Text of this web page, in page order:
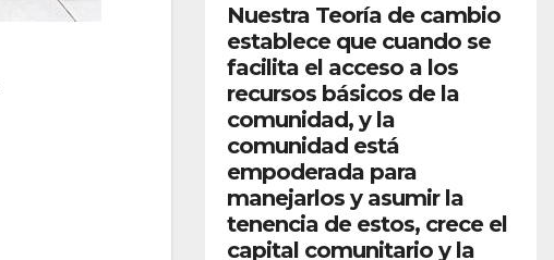
Nuestra Teoría de cambio
establece que cuando se
facilita el acceso a los
recursos básicos de la
comunidad, y la
comunidad está
empoderada para
manejarlos y asumir la
tenencia de estos, crece el
capital comunitario y la